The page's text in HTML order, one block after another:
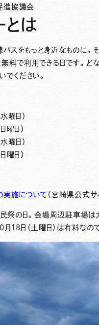
進協議会
とは
スをもっと身近なものに
料で利用できる日です。ど
でください。
曜日）
曜日）
曜日）
曜日）
実施について （宮崎県公式サ
民祭の日。会場周辺駐車場
月18日（土曜日）は有料なの